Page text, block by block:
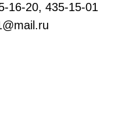
16-20, 435-15-01